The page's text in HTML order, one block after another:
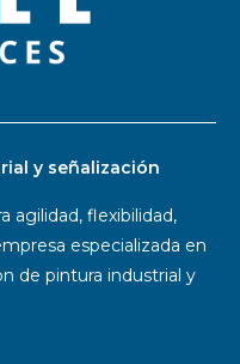
y señalización
agilidad, flexibilidad,
especializada en
de pintura industrial y